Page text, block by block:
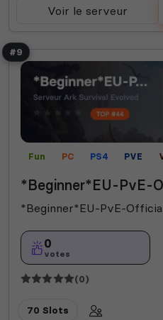
Voir le serveur
#9
Fun PC PS4 PVE
*Beginner*EU-PvE-
*Beginner*EU-PvE-
0
votes
(0)
70 Slots